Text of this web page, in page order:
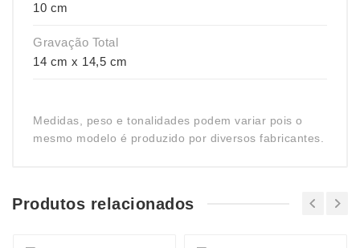
10 cm
Gravação Total
14 cm x 14,5 cm
Medidas, peso e tonalidades podem variar pois o
mesmo modelo é produzido por diversos fabricantes.
Produtos relacionados